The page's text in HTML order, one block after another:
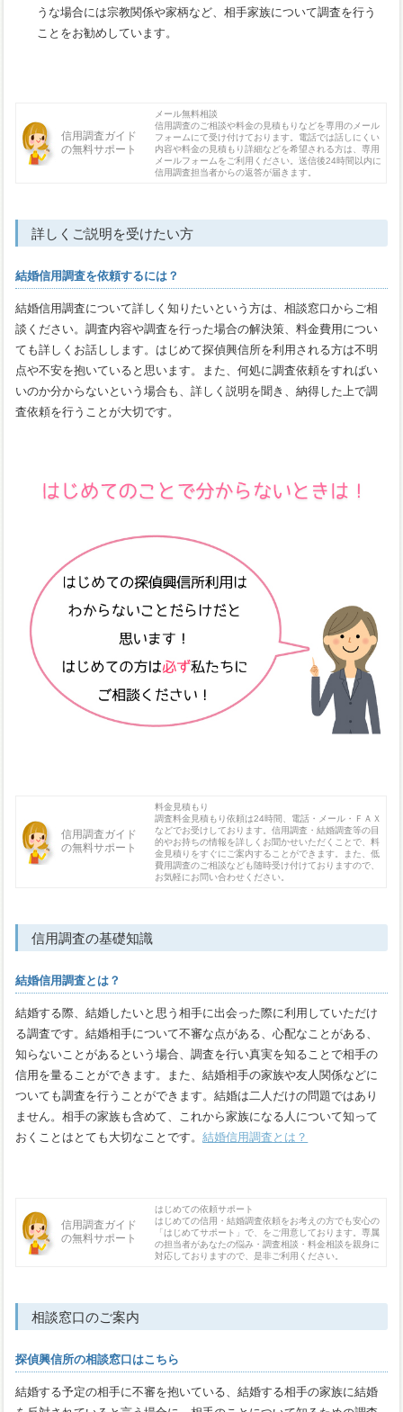
うな場合には宗教関係や家柄など、相手家族について調査を行う
ことをお勧めしています。
信用調査ガイド
の無料サポート
メール無料相談
信用調査のご相談や料金の見積もりなどを専用のメール
フォームにて受け付けております。電話では話しにくい
内容や料金の見積もり詳細などを希望される方は、専用
メールフォームをご利用ください。送信後24時間以内に
信用調査担当者からの返答が届きます。
詳しくご説明を受けたい方
結婚信用調査を依頼するには？
結婚信用調査について詳しく知りたいという方は、相談窓口からご相
談ください。調査内容や調査を行った場合の解決策、料金費用につい
ても詳しくお話しします。はじめて探偵興信所を利用される方は不明
点や不安を抱いていると思います。また、何処に調査依頼をすればい
いのか分からないという場合も、詳しく説明を聞き、納得した上で調
査依頼を行うことが大切です。
信用調査ガイド
の無料サポート
料金見積もり
調査料金見積もり依頼は24時間、電話・メール・ＦＡＸ
などでお受けしております。信用調査・結婚調査等の目
的やお持ちの情報を詳しくお聞かせいただくことで、料
金見積りをすぐにご案内することができます。また、低
費用調査のご相談なども随時受け付けておりますので、
お気軽にお問い合わせください。
信用調査の基礎知識
結婚信用調査とは？
結婚する際、結婚したいと思う相手に出会った際に利用していただけ
る調査です。結婚相手について不審な点がある、心配なことがある、
知らないことがあるという場合、調査を行い真実を知ることで相手の
信用を量ることができます。また、結婚相手の家族や友人関係などに
ついても調査を行うことができます。結婚は二人だけの問題ではあり
ません。相手の家族も含めて、これから家族になる人について知って
おくことはとても大切なことです。結婚信用調査とは？
信用調査ガイド
の無料サポート
はじめての依頼サポート
はじめての信用・結婚調査依頼をお考えの方でも安心の
「はじめてサポート」で、をご用意しております。専属
の担当者があなたの悩み・調査相談・料金相談を親身に
対応しておりますので、是非ご利用ください。
相談窓口のご案内
探偵興信所の相談窓口はこちら
結婚する予定の相手に不審を抱いている、結婚する相手の家族に結婚